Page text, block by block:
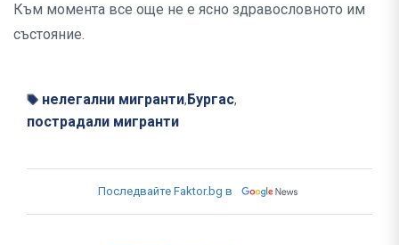
Към момента все още не е ясно здравословното им
състояние.
нелегални мигранти, Бургас,
пострадали мигранти
Последвайте Faktor.bg в